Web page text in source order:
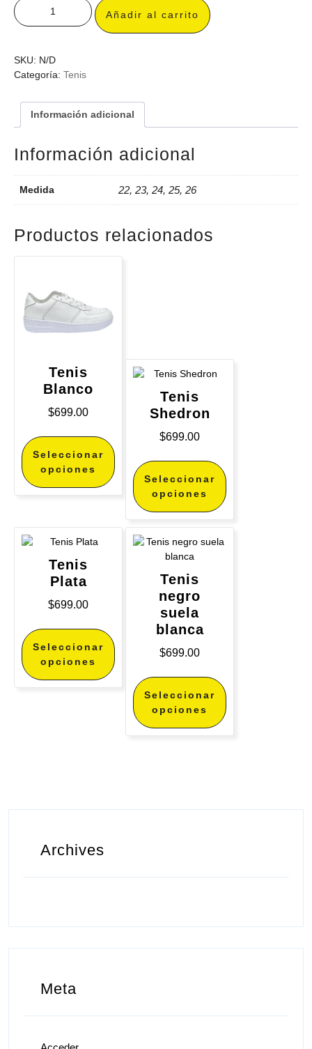
Añadir al carrito
SKU: N/D
Categoría: Tenis
Información adicional
Información adicional
Medida 22, 23, 24, 25, 26
Productos relacionados
Tenis
Blanco
$699.00
Seleccionar
opciones
Tenis
Shedron
$699.00
Seleccionar
opciones
Tenis
Plata
$699.00
Seleccionar
opciones
Tenis
negro
suela
blanca
$699.00
Seleccionar
opciones
Archives
Meta